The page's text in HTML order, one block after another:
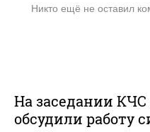
Никто ещё не оставил
На заседании
обсудили работу